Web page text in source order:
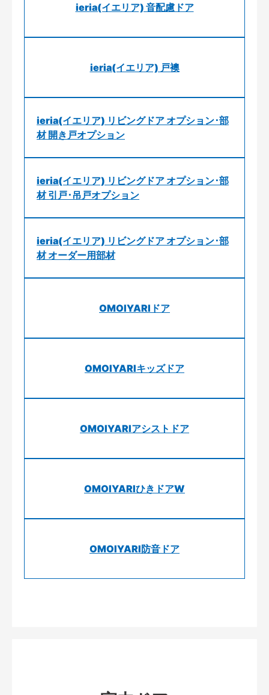
ieria(イエリア) 音配慮ドア
ieria(イエリア) 戸襖
ieria(イエリア) リビングドア オプション･部
材 開き戸オプション
ieria(イエリア) リビングドア オプション･部
材 引戸･吊戸オプション
ieria(イエリア) リビングドア オプション･部
材 オーダー用部材
OMOIYARIドア
OMOIYARIキッズドア
OMOIYARIアシストドア
OMOIYARIひきドアW
OMOIYARI防音ドア